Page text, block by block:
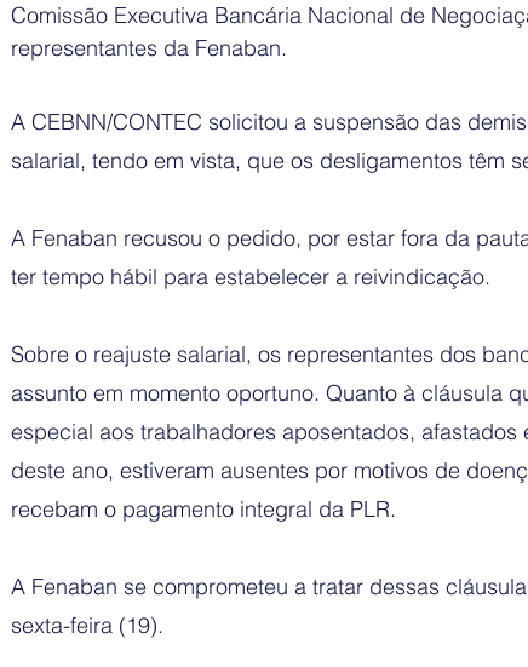
Comissão Executiva Bancária Nacional de
representantes da Fenaban.
A CEBNN/CONTEC solicitou a suspensão das
salarial, tendo em vista, que os desligamentos têm
A Fenaban recusou o pedido, por estar fora da
ter tempo hábil para estabelecer a reivindicação.
Sobre o reajuste salarial, os representantes dos
assunto em momento oportuno. Quanto à cláusula
especial aos trabalhadores aposentados,
deste ano, estiveram ausentes por motivos de
recebam o pagamento integral da PLR.
A Fenaban se comprometeu a tratar dessas
sexta-feira (19).